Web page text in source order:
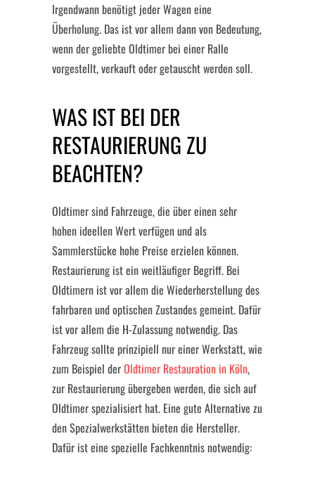
Irgendwann benötigt jeder Wagen eine
Überholung. Das ist vor allem dann von Bedeutung,
wenn der geliebte Oldtimer bei einer Ralle
vorgestellt, verkauft oder getauscht werden soll.
WAS IST BEI DER
RESTAURIERUNG ZU
BEACHTEN?
Oldtimer sind Fahrzeuge, die über einen sehr
hohen ideellen Wert verfügen und als
Sammlerstücke hohe Preise erzielen können.
Restaurierung ist ein weitläufiger Begriff. Bei
Oldtimern ist vor allem die Wiederherstellung des
fahrbaren und optischen Zustandes gemeint. Dafür
ist vor allem die H-Zulassung notwendig. Das
Fahrzeug sollte prinzipiell nur einer Werkstatt, wie
zum Beispiel derOldtimer Restauration in Köln,
zur Restaurierung übergeben werden, die sich auf
Oldtimer spezialisiert hat. Eine gute Alternative zu
den Spezialwerkstätten bieten die Hersteller.
Dafür ist eine spezielle Fachkenntnis notwendig: